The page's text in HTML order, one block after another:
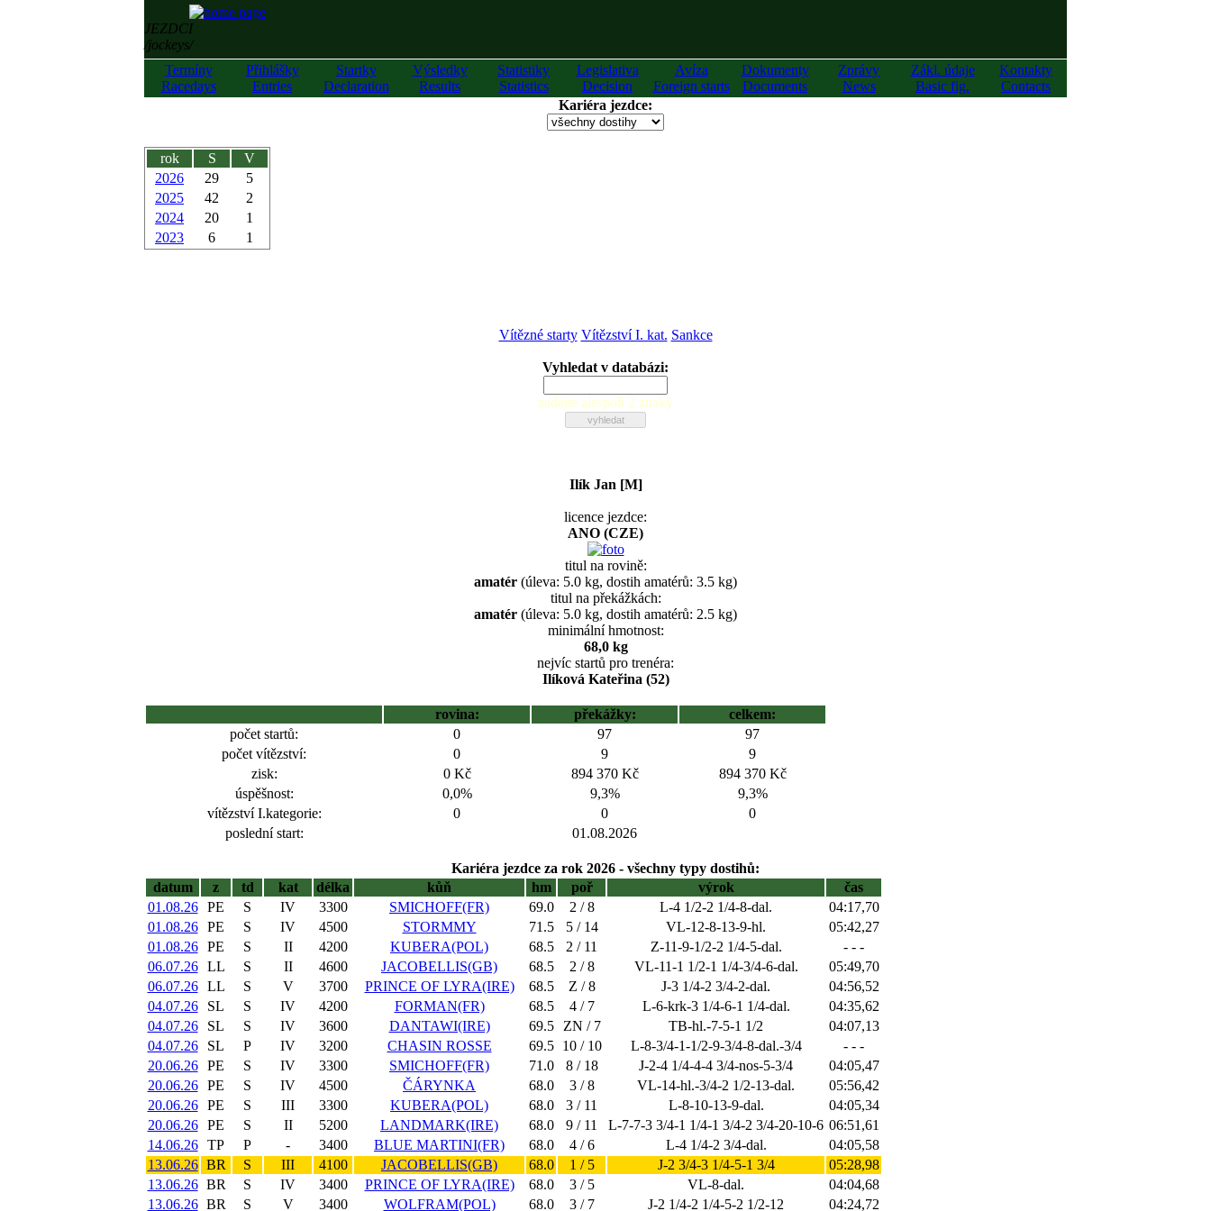
JEZDCI
/jockeys/
Termíny
Racedays
Přihlášky
Entries
Startky
Declaration
Výsledky
Results
Statistiky
Statistics
Legislativa
Decision
Avíza
Foreign starts
Dokumenty
Documents
Zprávy
News
Zákl. údaje
Basic fig.
Kontakty
Contacts
Kariéra jezdce:
rok S
V
2026
29
5
2025
42
2
2024
20
1
2023
6 1
Vítězné starty Vítězství I. kat. Sankce
Vyhledat v databázi:
zadejte alespoň 2 znaky
Ilík Jan [M]
licence jezdce:
ANO (CZE)
titul na rovině:
amatér (úleva: 5.0 kg, dostih amatérů: 3.5 kg)
titul na překážkách:
amatér (úleva: 5.0 kg, dostih amatérů: 2.5 kg)
minimální hmotnost:
68,0 kg
nejvíc startů pro trenéra:
Ilíková Kateřina (52)
rovina: překážky:
celkem:
počet startů:
0 97
97
počet vítězství:
0 9
9
zisk:
0 Kč 894 370 Kč
894 370 Kč
úspěšnost:
0,0% 9,3%
9,3%
vítězství I.kategorie:
0 0
0
poslední start:
01.08.2026
Kariéra jezdce za rok 2026 - všechny typy dostihů:
datum
z td kat délka kůň hm poř výrok
čas
01.08.26
PE S IV 3300 SMICHOFF(FR) 69.0 2 / 8 L-4 1/2-2 1/4-8-dal.
04:17,70
01.08.26
PE S IV 4500 STORMMY 71.5 5 / 14 VL-12-8-13-9-hl.
05:42,27
01.08.26
PE S II 4200 KUBERA(POL) 68.5 2 / 11 Z-11-9-1/2-2 1/4-5-dal.
- - -
06.07.26
LL S II 4600 JACOBELLIS(GB) 68.5 2 / 8 VL-11-1 1/2-1 1/4-3/4-6-dal.
05:49,70
06.07.26
LL S V 3700 PRINCE OF LYRA(IRE) 68.5 Z / 8 J-3 1/4-2 3/4-2-dal.
04:56,52
04.07.26
SL S IV 4200 FORMAN(FR) 68.5 4 / 7 L-6-krk-3 1/4-6-1 1/4-dal.
04:35,62
04.07.26
SL S IV 3600 DANTAWI(IRE) 69.5 ZN / 7 TB-hl.-7-5-1 1/2
04:07,13
04.07.26
SL P IV 3200 CHASIN ROSSE 69.5 10 / 10 L-8-3/4-1-1/2-9-3/4-8-dal.-3/4
- - -
20.06.26
PE S IV 3300 SMICHOFF(FR) 71.0 8 / 18 J-2-4 1/4-4-4 3/4-nos-5-3/4
04:05,47
20.06.26
PE S IV 4500 ČÁRYNKA 68.0 3 / 8 VL-14-hl.-3/4-2 1/2-13-dal.
05:56,42
20.06.26
PE S III 3300 KUBERA(POL) 68.0 3 / 11 L-8-10-13-9-dal.
04:05,34
20.06.26
PE S II 5200 LANDMARK(IRE) 68.0 9 / 11 L-7-7-3 3/4-1 1/4-1 3/4-2 3/4-20-10-6 06:51,61
14.06.26
TP P - 3400 BLUE MARTINI(FR) 68.0 4 / 6 L-4 1/4-2 3/4-dal.
04:05,58
13.06.26 BR S III 4100 JACOBELLIS(GB) 68.0 1 / 5 J-2 3/4-3 1/4-5-1 3/4
05:28,98
13.06.26 BR S IV 3400 PRINCE OF LYRA(IRE) 68.0 3 / 5 VL-8-dal.
04:04,68
13.06.26 BR S V 3400 WOLFRAM(POL) 68.0 3 / 7 J-2 1/4-2 1/4-5-2 1/2-12 04:24,72